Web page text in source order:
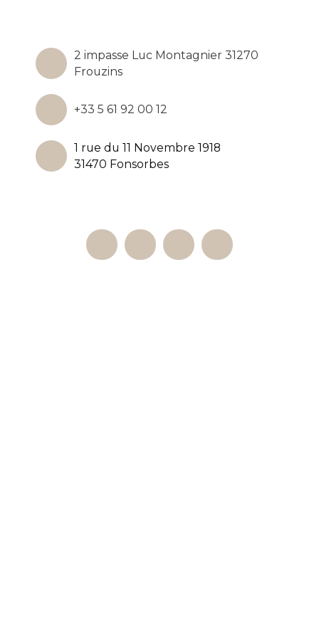
2 impasse Luc Montagnier 31270
Frouzins
+33 5 61 92 00 12
1 rue du 11 Novembre 1918
31470 Fonsorbes